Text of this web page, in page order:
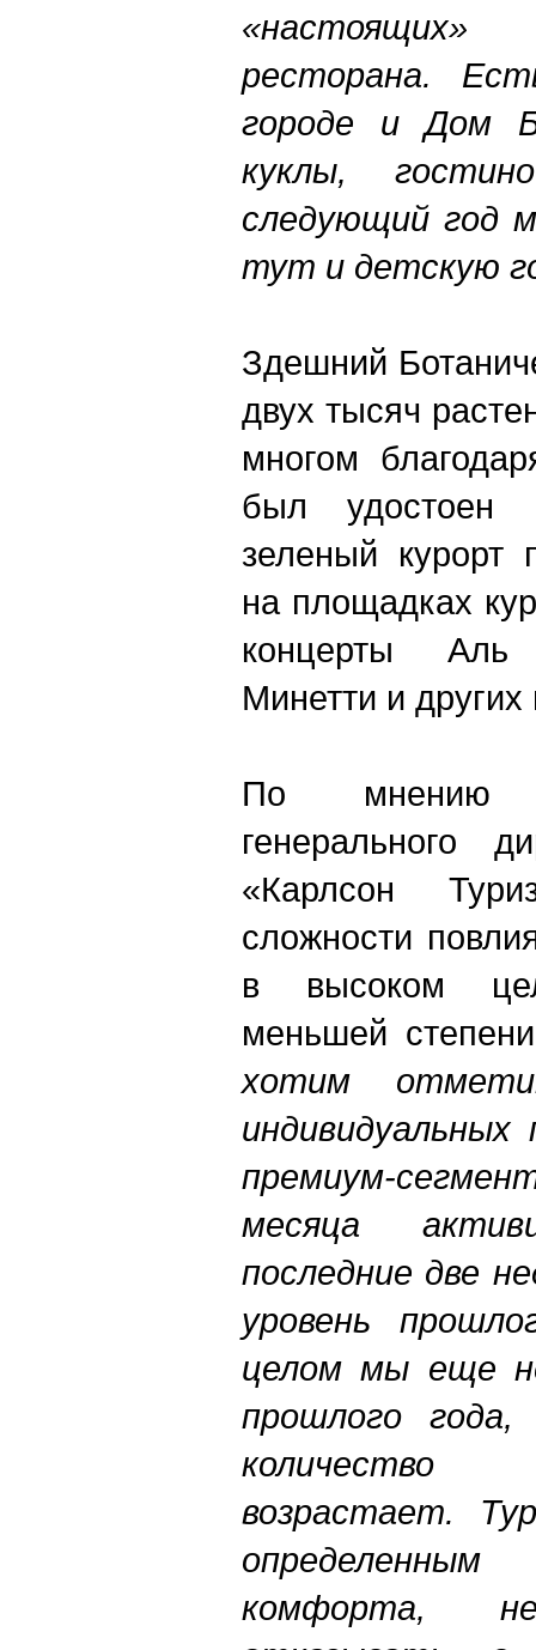
«настоящих»
ресторана.
городе и Дом
куклы,
следующий год
тут и детскую
Здешний
двух тысяч
многом
был удостоен
зеленый курорт
на площадках
концерты
Минетти и других
По мнению
генерального
«Карлсон
сложности
в высоком
меньшей
хотим
премиум-
месяца
последние две
уровень
целом мы еще
прошлого
возрастает.
комфорта,